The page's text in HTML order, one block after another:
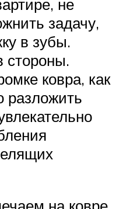
не
задачу,
в зубы.
стороны.
ковра, как
разложить